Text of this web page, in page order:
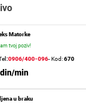
Matorke
tvoj poziv!
0906/400-096- Kod:670
min
u braku